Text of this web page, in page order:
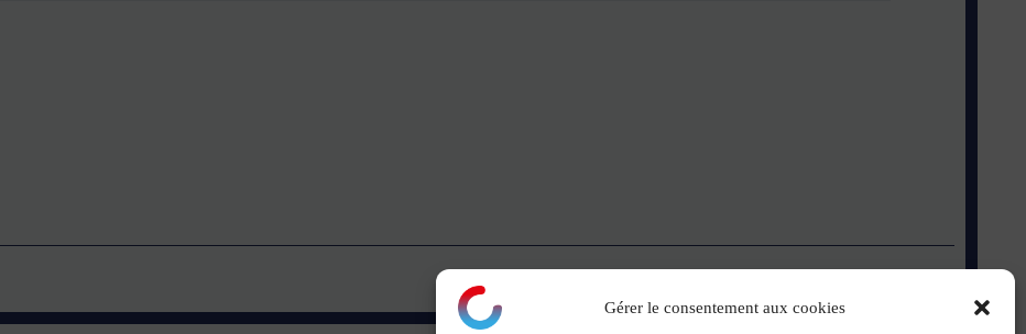
Gérer le consentement aux cookies